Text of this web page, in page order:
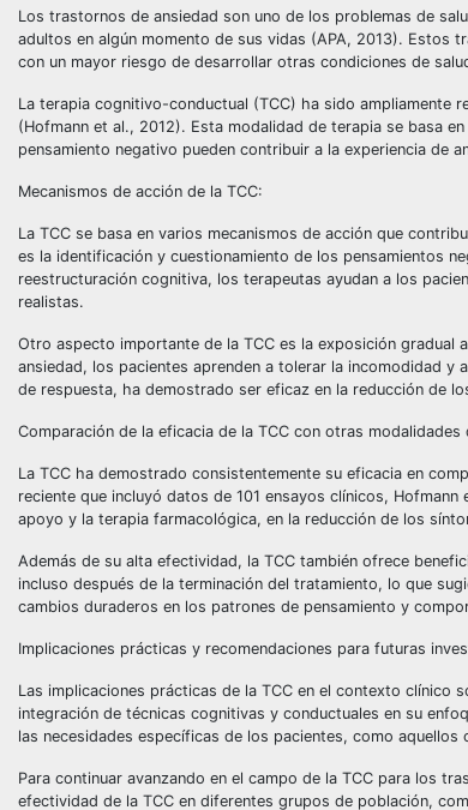
Los trastornos de ansiedad son uno de los problemas de
adultos en algún momento de sus vidas (APA, 2013). Estos
con un mayor riesgo de desarrollar otras condiciones de
La terapia cognitivo-conductual (TCC) ha sido ampliamente
(Hofmann et al., 2012). Esta modalidad de terapia se basa
pensamiento negativo pueden contribuir a la experiencia de
Mecanismos de acción de la TCC:
La TCC se basa en varios mecanismos de acción que
es la identificación y cuestionamiento de los pensamientos
reestructuración cognitiva, los terapeutas ayudan a los
realistas.
Otro aspecto importante de la TCC es la exposición gradual
ansiedad, los pacientes aprenden a tolerar la incomodidad
de respuesta, ha demostrado ser eficaz en la reducción de
Comparación de la eficacia de la TCC con otras modalidades
La TCC ha demostrado consistentemente su eficacia en
reciente que incluyó datos de 101 ensayos clínicos,
apoyo y la terapia farmacológica, en la reducción de los
Además de su alta efectividad, la TCC también ofrece
incluso después de la terminación del tratamiento, lo que
cambios duraderos en los patrones de pensamiento y
Implicaciones prácticas y recomendaciones para futuras
Las implicaciones prácticas de la TCC en el contexto clínico
integración de técnicas cognitivas y conductuales en su
las necesidades específicas de los pacientes, como
Para continuar avanzando en el campo de la TCC para los
efectividad de la TCC en diferentes grupos de población,